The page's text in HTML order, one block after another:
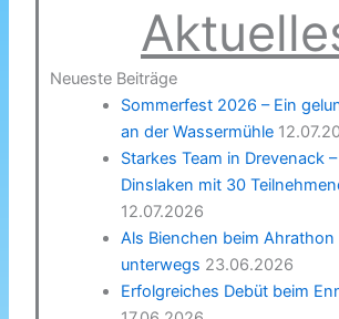
Neueste Beiträge
Sommerfest 2026 – Ein
an der Wassermühle
Starkes Team in Drevenack
Dinslaken mit 30
12.07.2026
Als Bienchen beim
unterwegs 23.06.2026
Erfolgreiches Debüt beim